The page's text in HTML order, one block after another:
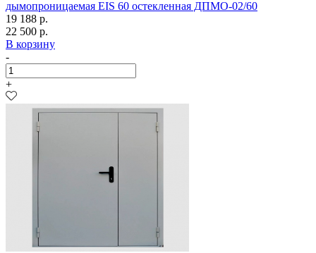
дымопроницаемая EIS 60 остекленная ДПМО-02/60
19 188 р.
22 500 р.
В корзину
-
+